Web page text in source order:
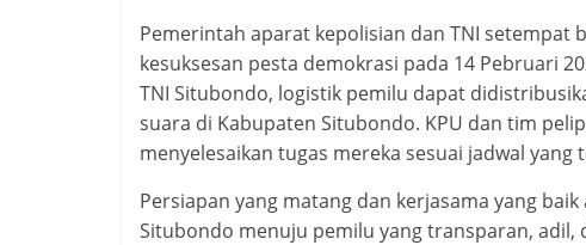
Pemerintah aparat kepolisian dan TNI setempat
kesuksesan pesta demokrasi pada 14 Pebruari
TNI Situbondo, logistik pemilu dapat
suara di Kabupaten Situbondo. KPU dan tim
menyelesaikan tugas mereka sesuai jadwal yang
Persiapan yang matang dan kerjasama yang
Situbondo menuju pemilu yang transparan,